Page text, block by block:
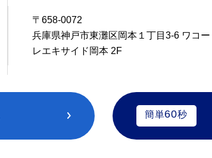
〒658-0072
兵庫県神戸市東灘区岡本１丁目3-6 ワコー
レエキサイド岡本 2F
簡単60秒